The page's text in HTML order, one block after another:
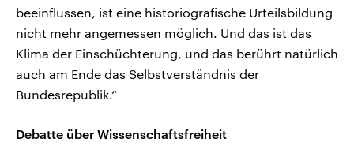
beeinflussen, ist eine historiografische Urteilsbildung
nicht mehr angemessen möglich. Und das ist das
Klima der Einschüchterung, und das berührt natürlich
auch am Ende das Selbstverständnis der
Bundesrepublik.“
Debatte über Wissenschaftsfreiheit